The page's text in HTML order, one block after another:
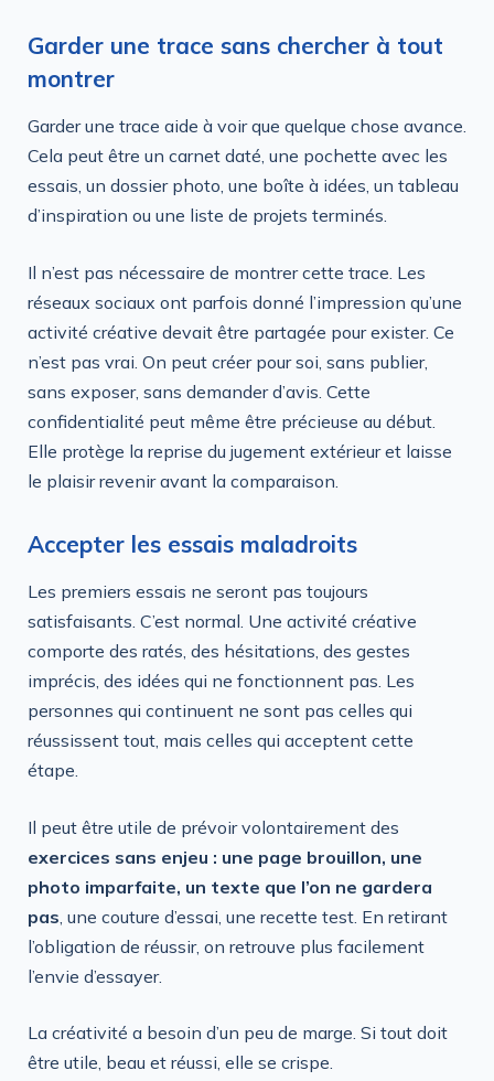
Garder une trace sans chercher à tout
montrer
Garder une trace aide à voir que quelque chose avance.
Cela peut être un carnet daté, une pochette avec les
essais, un dossier photo, une boîte à idées, un tableau
d’inspiration ou une liste de projets terminés.
Il n’est pas nécessaire de montrer cette trace. Les
réseaux sociaux ont parfois donné l’impression qu’une
activité créative devait être partagée pour exister. Ce
n’est pas vrai. On peut créer pour soi, sans publier,
sans exposer, sans demander d’avis. Cette
confidentialité peut même être précieuse au début.
Elle protège la reprise du jugement extérieur et laisse
le plaisir revenir avant la comparaison.
Accepter les essais maladroits
Les premiers essais ne seront pas toujours
satisfaisants. C’est normal. Une activité créative
comporte des ratés, des hésitations, des gestes
imprécis, des idées qui ne fonctionnent pas. Les
personnes qui continuent ne sont pas celles qui
réussissent tout, mais celles qui acceptent cette
étape.
Il peut être utile de prévoir volontairement des
exercices sans enjeu : une page brouillon, une
photo imparfaite, un texte que l’on ne gardera
pas , une couture d’essai, une recette test. En retirant
l’obligation de réussir, on retrouve plus facilement
l’envie d’essayer.
La créativité a besoin d’un peu de marge. Si tout doit
être utile, beau et réussi, elle se crispe.